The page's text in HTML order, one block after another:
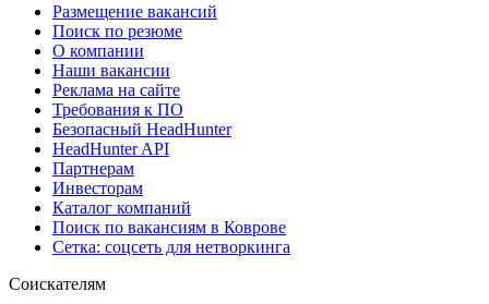
Размещение вакансий
Поиск по резюме
О компании
Наши вакансии
Реклама на сайте
Требования к ПО
Безопасный HeadHunter
HeadHunter API
Партнерам
Инвесторам
Каталог компаний
Поиск по вакансиям в Коврове
Сетка: соцсеть для нетворкинга
Соискателям